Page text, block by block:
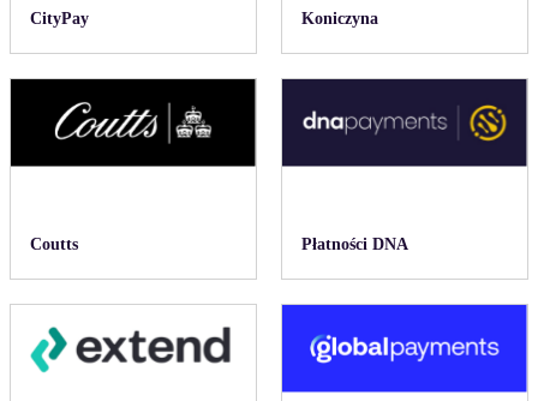
CityPay Koniczyna
Coutts Płatności DNA